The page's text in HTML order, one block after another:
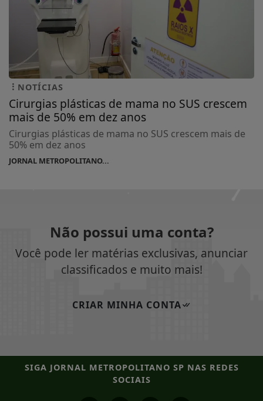
NOTÍCIAS
Cirurgias plásticas de mama no SUS crescem
mais de 50% em dez anos
Cirurgias plásticas de mama no SUS crescem mais de
50% em dez anos
JORNAL METROPOLITANO...
Não possui uma conta?
Você pode ler matérias exclusivas, anunciar
classificados e muito mais!
CRIAR MINHA CONTA
SIGA JORNAL METROPOLITANO SP NAS REDES
SOCIAIS